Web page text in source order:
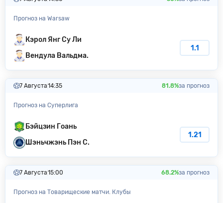
Прогноз на Warsaw
Кэрол Янг Су Ли
Вендула Вальдма.
1.1
7 Августа14:35 81.8%за прогноз
Прогноз на Суперлига
Бэйцзин Гоань
Шэньчжэнь Пэн С.
1.21
7 Августа15:00 68.2%за прогноз
Прогноз на Товарищеские матчи. Клубы